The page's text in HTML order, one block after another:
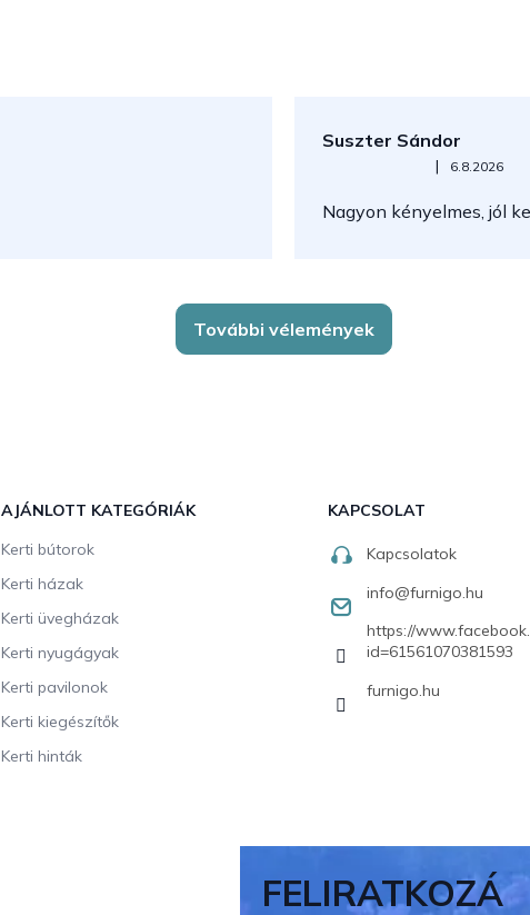
Suszter Sándor
Az áruház értékelése 5-ből
| 6.8.2026
Nagyon kényelmes, jól
További vélemények
AJÁNLOTT KATEGÓRIÁK
Kerti bútorok
Kerti házak
Kerti üvegházak
Kerti nyugágyak
Kerti pavilonok
Kerti kiegészítők
Kerti hinták
KAPCSOLAT
Kapcsolatok
info@furnigo.hu
https://
id=61561070381593
furnigo.hu
FELIRATKOZÁ